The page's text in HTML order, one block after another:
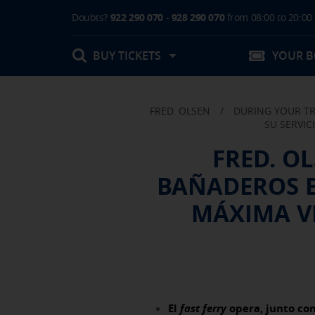
Doubts? 922 290 070 - 928 290 070from 08:00 to 20:00
BUY TICKETS
Buy Tickets Online
YOUR
Boarding Card / Summary ticket
Plan your trip
Contact
FRED. OLSEN / DURING YOUR
SU
FRED.
BAÑADEROS
MÁXIMA
El fast ferry opera, junto